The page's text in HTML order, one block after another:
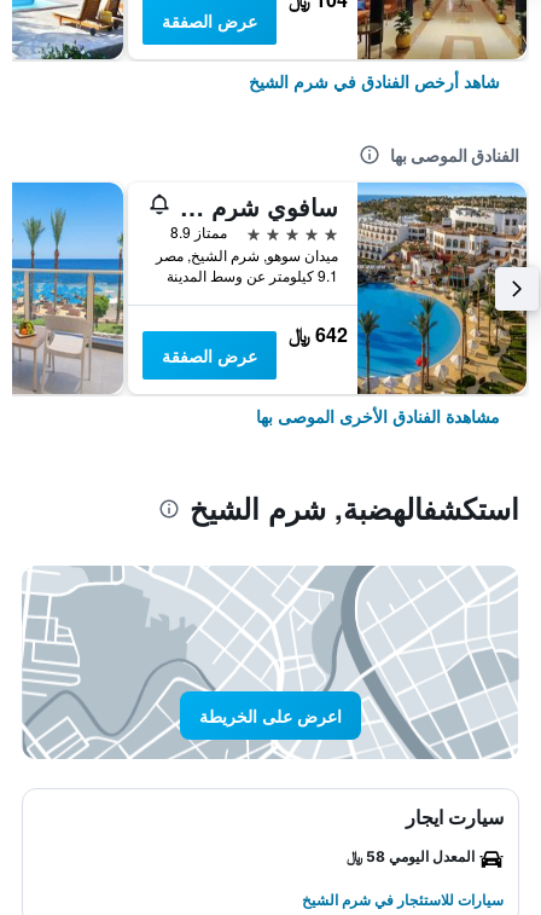
عرض الصفقة
شاهد أرخص الفنادق في شرم الشيخ
الفنادق الموصى بها
سافوي شرم الشيخ
5 نجوم
ممتاز 8.9
ميدان سوهو, شرم الشيخ, مصر
9.1 كيلومتر عن وسط المدينة
642 ﷼
عرض الصفقة
مشاهدة الفنادق الأخرى الموصى بها
استكشفالهضبة, شرم الشيخ
اعرض على الخريطة
سيارت ايجار
المعدل اليومي 58 ﷼
سيارات للاستئجار في شرم الشيخ